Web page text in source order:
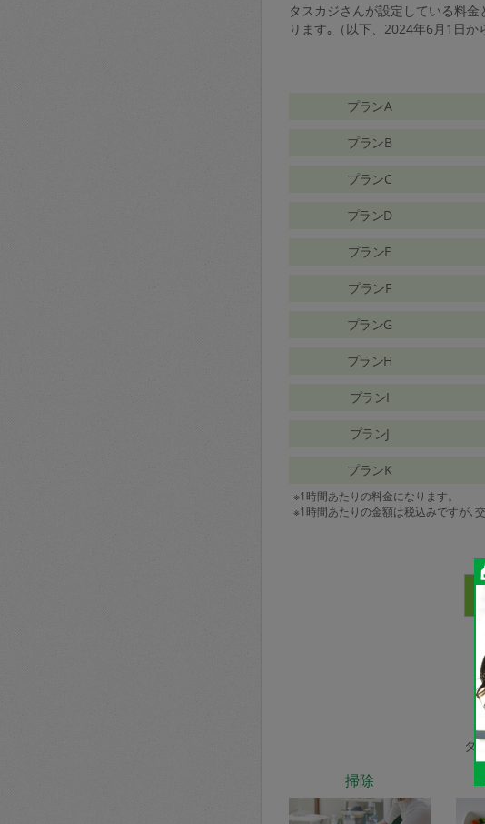
タスカジさんが設定している料
ります｡（以下、2024年6月1日か
プランA
プランB
プランC
プランD
プランE
プランF
プランG
プランH
プランI
プランJ
プランK
※1時間あたりの料金になります。
※1時間あたりの金額は税込みですが､
タ
掃除